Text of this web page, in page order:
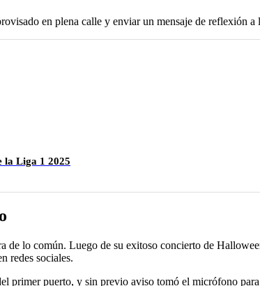
en plena calle y enviar un mensaje de reflexión a
la Liga 1 2025
de lo común. Luego de su exitoso concierto de
redes sociales.
primer puerto, y sin previo aviso tomó el micrófono